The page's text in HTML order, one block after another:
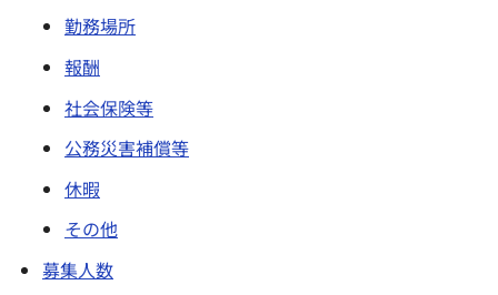
勤務場所
報酬
社会保険等
公務災害補償等
休暇
その他
募集人数